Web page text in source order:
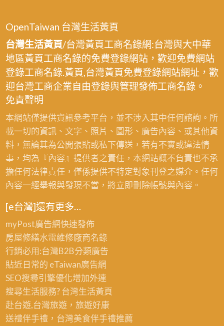
OpenTaiwan 台灣生活黃頁
台灣生活黃頁/台灣黃頁工商名錄網:台灣與大中華
地區黃頁工商名錄的免費登錄網站，歡迎免費網站
登錄工商名錄.黃頁,台灣黃頁免費登錄網站網址，歡
迎台灣工商企業自由登錄與管理發佈工商名錄。
免責聲明
本網站僅提供資訊參考平台，並不涉入其中任何諮詢。所
載一切的資訊、文字、照片、圖形、廣告內容、或其他資
料，無論其為公開張貼或私下傳送，若有不實或違法情
事，均為『內容』提供者之責任，本網站概不負責也不承
擔任何法律責任，僅係提供不特定對象刊登之媒介。任何
內容一經舉報與發現不當，將立即刪除帳號與內容。
[e台灣]還有更多…
myPost廣告網快速發佈
房屋修繕水電維修廠商名錄
行銷必用:台灣B2B分類廣告
貼近日常的 eTaiwan廣告網
SEO搜尋引擎優化增加外連
搜尋生活服務? 台灣生活黃頁
赴台遊,台灣旅遊，旅遊好康
送禮伴手禮，台灣美食伴手禮推薦